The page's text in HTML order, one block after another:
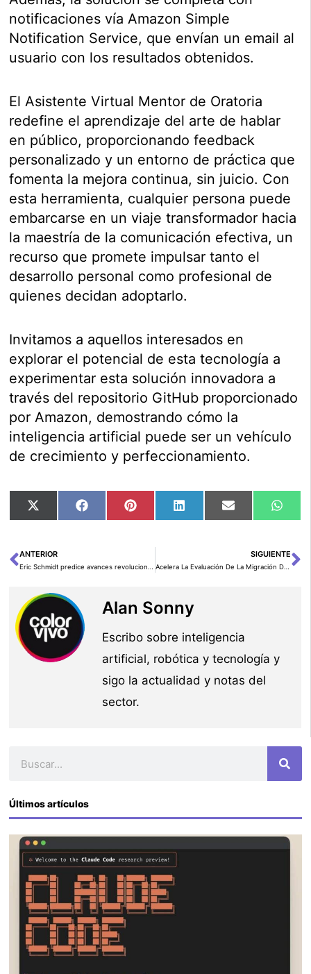
notificaciones vía Amazon Simple
Notification Service, que envían un email al
usuario con los resultados obtenidos.
El Asistente Virtual Mentor de Oratoria
redefine el aprendizaje del arte de hablar
en público, proporcionando feedback
personalizado y un entorno de práctica que
fomenta la mejora continua, sin juicio. Con
esta herramienta, cualquier persona puede
embarcarse en un viaje transformador hacia
la maestría de la comunicación efectiva, un
recurso que promete impulsar tanto el
desarrollo personal como profesional de
quienes decidan adoptarlo.
Invitamos a aquellos interesados en
explorar el potencial de esta tecnología a
experimentar esta solución innovadora a
través del repositorio GitHub proporcionado
por Amazon, demostrando cómo la
inteligencia artificial puede ser un vehículo
de crecimiento y perfeccionamiento.
Compartir
en
X
Compartir
en
FacebookCompartir
en
PinterestCompartir
en
LinkedInCompartir
en
Email
en
Ant
ANTERIOR
Eric Schmidt predice avances revolucionarios en la inteligencia artificial para los próximos 12 meses
SIGUIENTE
Acelera La Evaluación De La Migración De Portafolios Usando Amazon Bedrock
Alan Sonny
Escribo sobre inteligencia
artificial, robótica y tecnología y
sigo la actualidad y notas del
sector.
Últimos artículos